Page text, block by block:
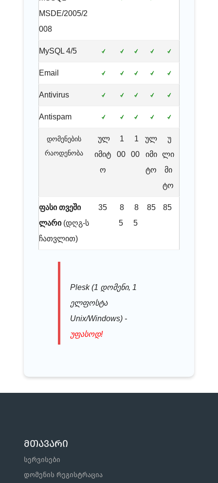
MSDE/2005/2
008
MySQL 4/5
Email
Antivirus
Antispam
დომენების
რაოდენობა
ულ
იმიტ
ო
1
00
1
00
ულ
იმი
ტო
უ
ლი
მი
ტო
ფასი თვეში
ლარი(დღგ-ს
ჩათვლით)
35
8
5
8
5
85 85
Plesk (1 დომენი, 1
ელფოსტა
Unix/Windows) -
უფასოდ!
მთავარი
სერვისები
დომენის რეგისტრაცია